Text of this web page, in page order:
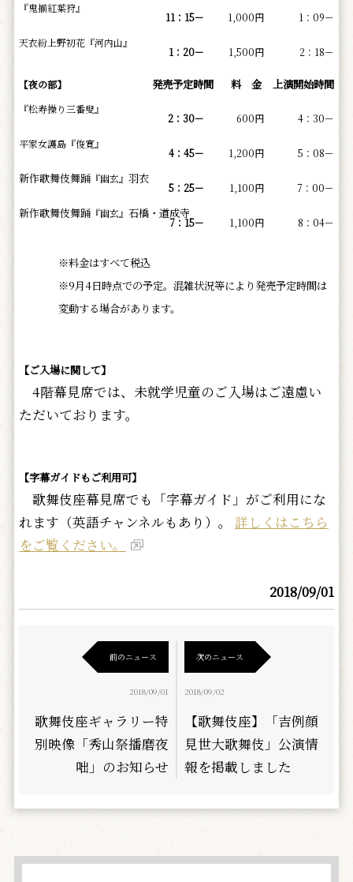
『鬼揃紅葉狩』
11：15－ 1,000円
1：09－
天衣紛上野初花『河内山』
1：20－ 1,500円 2：18－
【夜の部】 発売予定時間 料 金 上演開始時間
『松寿操り三番叟』
2：30－ 600円
4：30－
平家女護島『俊寛』
4：45－ 1,200円 5：08－
新作歌舞伎舞踊 『幽玄』 羽衣
5：25－ 1,100円 7：00－
新作歌舞伎舞踊 『幽玄』 石橋・道成寺
7：15－ 1,100円 8：04－
※料金はすべて税込
※9月4日時点での予定。混雑状況等により発売予定時間は
変動する場合があります。
【ご入場に関して】
4階幕見席では、未就学児童のご入場はご遠慮い
ただいております。
【字幕ガイドもご利用可】
歌舞伎座幕見席でも「字幕ガイド」がご利用にな
れます（英語チャンネルもあり）。 詳しくはこちら
をご覧ください。
2018/09/01
前のニュース
2018/09/01
歌舞伎座ギャラリー特
別映像「秀山祭播磨夜
咄」のお知らせ
次のニュース
2018/09/02
【歌舞伎座】「吉例顔
見世大歌舞伎」公演情
報を掲載しました